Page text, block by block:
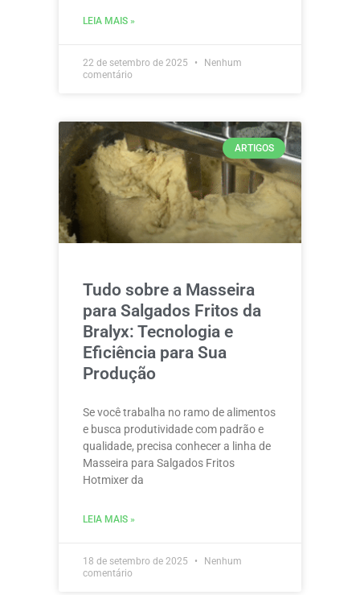
LEIA MAIS »
22 de setembro de 2025
Nenhum
comentário
ARTIGOS
Tudo sobre a Masseira
para Salgados Fritos da
Bralyx: Tecnologia e
Eficiência para Sua
Produção
Se você trabalha no ramo de alimentos
e busca produtividade com padrão e
qualidade, precisa conhecer a linha de
Masseira para Salgados Fritos
Hotmixer da
LEIA MAIS »
18 de setembro de 2025
Nenhum
comentário